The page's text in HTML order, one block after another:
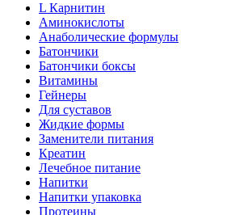
L Карнитин
Аминокислоты
Анаболические формулы
Батончики
Батончики боксы
Витамины
Гейнеры
Для суставов
Жидкие формы
Заменители питания
Креатин
Лечебное питание
Напитки
Напитки упаковка
Протеины